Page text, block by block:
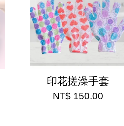
印花搓澡手套
NT$ 150.00